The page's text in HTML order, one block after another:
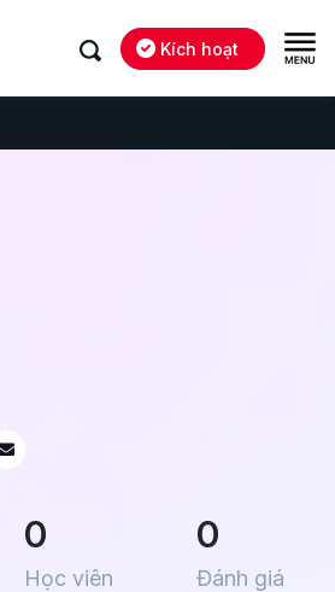
Kích hoạt
0
Học viên
0
Đánh giá